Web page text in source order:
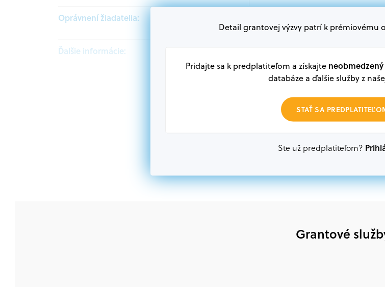
Oprávnení žiadatelia:
Mimovládne organizácie,
Ďalšie informácie:
V databáze grantov a dotácií
plánu obnovy a ďalších zdrojov.
Oprávnení partneri:
Akákoľvek právnická osoba, t.
ako aj mimovládne
prispievajúca k implementácii
Detail grantovej výzvy patrí k prémiovému
Pridajte sa k predplatiteľom a získajte
databáze a ďalšie služby z
STAŤ SA
Ste už predplatiteľom?
Grantové